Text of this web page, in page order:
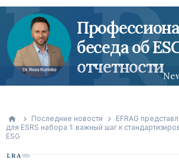
беседа об
отчетности
LR
Последние новости
EFRAG
для ESRS набора 1: важный шаг к
ESG